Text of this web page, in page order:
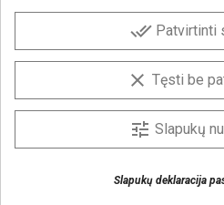
Gaukite geriausius
Prenumeruokite naujienlaiškį ir
Sutinku, kad mano duomenys
done_all Patvirtinti
clear Tęsti be
tune Slapukų
Slapukų deklaracija